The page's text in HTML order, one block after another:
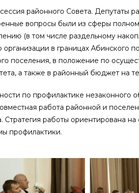
районного Совета. Депутаты
вопросы были из сферы
(в том числе раздельному
в границах Абинского
поселения, в положение по
а также в районный бюджет на
по профилактике незаконного
работа районной и
работы ориентирована
профилактики.